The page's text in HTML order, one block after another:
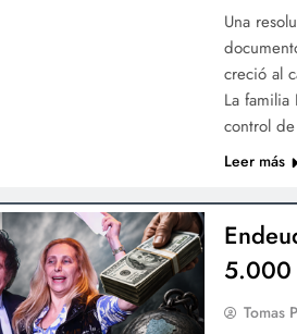
Una
creció al
La
control
Leer más
5.000
Tomas